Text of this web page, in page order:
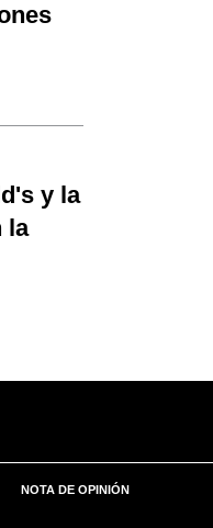
y la
la
NOTA DE OPINIÓN